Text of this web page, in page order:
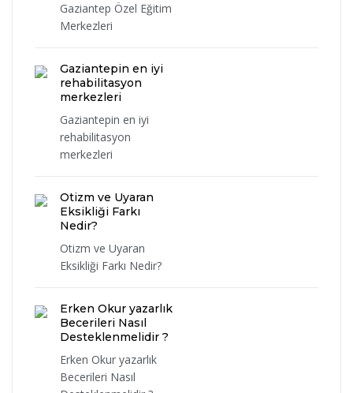
Gaziantep Özel Eğitim
Merkezleri
Gaziantepin en iyi
rehabilitasyon
merkezleri
Gaziantepin en iyi
rehabilitasyon
merkezleri
Otizm ve Uyaran
Eksikliği Farkı
Nedir?
Otizm ve Uyaran
Eksikliği Farkı Nedir?
Erken Okur yazarlık
Becerileri Nasıl
Desteklenmelidir ?
Erken Okur yazarlık
Becerileri Nasıl